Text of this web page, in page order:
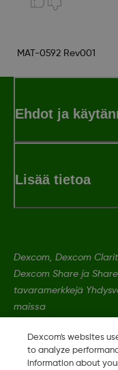
MAT-0592 Rev001
Ehdot ja
Lisää tietoa
Dexcom, Dexcom
Dexcom Share ja
tavaramerkkejä
maissa
MAT-0592 Rev001
Dexcom's websites
to analyze
information about